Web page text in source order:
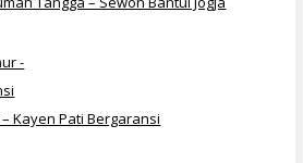
Kayen Pati Bergaransi